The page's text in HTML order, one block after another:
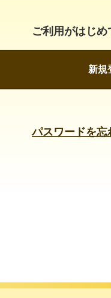
ご利用がはじ
新規
パスワードを忘